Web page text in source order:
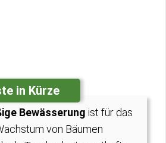
in Kürze
Bewässerung ist für das
von Bäumen